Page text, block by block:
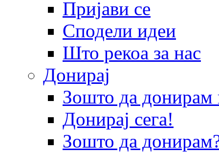
Пријави се
Сподели идеи
Што рекоа за нас
Донирај
Зошто да
Донирај сега!
Зошто да